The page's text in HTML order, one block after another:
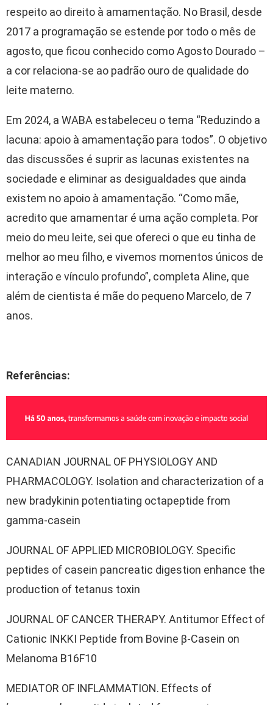
respeito ao direito à amamentação. No Brasil, desde
2017 a programação se estende por todo o mês de
agosto, que ficou conhecido como Agosto Dourado –
a cor relaciona-se ao padrão ouro de qualidade do
leite materno.
Em 2024, a WABA estabeleceu o tema “Reduzindo a
lacuna: apoio à amamentação para todos”. O objetivo
das discussões é suprir as lacunas existentes na
sociedade e eliminar as desigualdades que ainda
existem no apoio à amamentação. “Como mãe,
acredito que amamentar é uma ação completa. Por
meio do meu leite, sei que ofereci o que eu tinha de
melhor ao meu filho, e vivemos momentos únicos de
interação e vínculo profundo”, completa Aline, que
além de cientista é mãe do pequeno Marcelo, de 7
anos.
Referências:
CANADIAN JOURNAL OF PHYSIOLOGY AND
PHARMACOLOGY. Isolation and characterization of a
new bradykinin potentiating octapeptide from
gamma-casein
JOURNAL OF APPLIED MICROBIOLOGY. Specific
peptides of casein pancreatic digestion enhance the
production of tetanus toxin
JOURNAL OF CANCER THERAPY. Antitumor Effect of
Cationic INKKI Peptide from Bovine β-Casein on
Melanoma B16F10
MEDIATOR OF INFLAMMATION. Effects of